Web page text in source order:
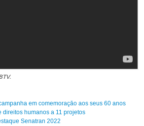
em comemoração aos seus 60 anos
direitos humanos a 11 projetos
Senatran 2022